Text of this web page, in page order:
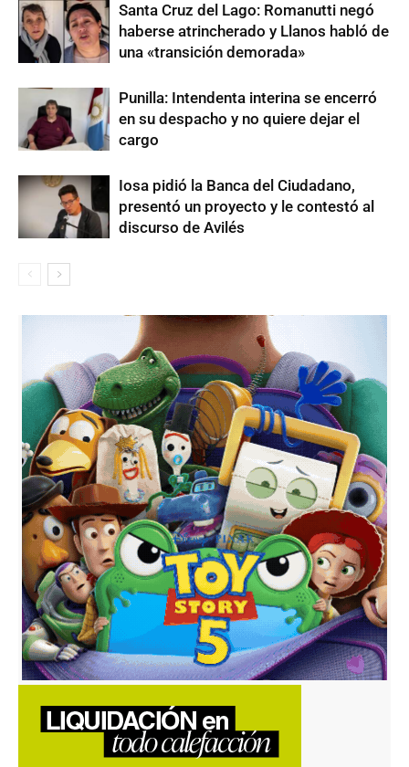
Santa Cruz del Lago: Romanutti negó
haberse atrincherado y Llanos habló de
una «transición demorada»
Punilla: Intendenta interina se encerró
en su despacho y no quiere dejar el
cargo
Iosa pidió la Banca del Ciudadano,
presentó un proyecto y le contestó al
discurso de Avilés